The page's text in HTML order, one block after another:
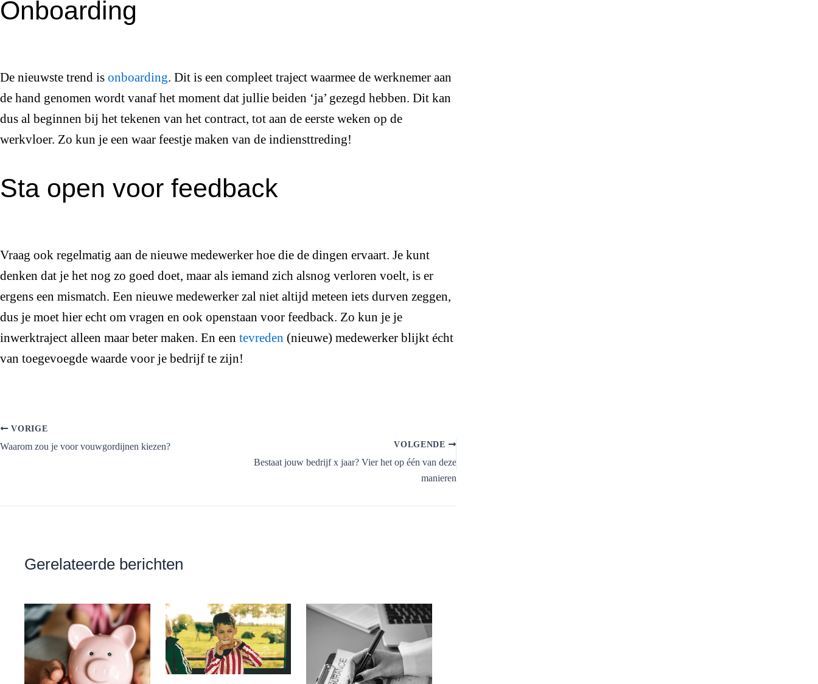
Onboarding
De nieuwste trend is onboarding. Dit is een compleet traject waarmee de werknemer aan
de hand genomen wordt vanaf het moment dat jullie beiden ‘ja’ gezegd hebben. Dit kan
dus al beginnen bij het tekenen van het contract, tot aan de eerste weken op de
werkvloer. Zo kun je een waar feestje maken van de indiensttreding!
Sta open voor feedback
Vraag ook regelmatig aan de nieuwe medewerker hoe die de dingen ervaart. Je kunt
denken dat je het nog zo goed doet, maar als iemand zich alsnog verloren voelt, is er
ergens een mismatch. Een nieuwe medewerker zal niet altijd meteen iets durven zeggen,
dus je moet hier echt om vragen en ook openstaan voor feedback. Zo kun je je
inwerktraject alleen maar beter maken. En een tevreden (nieuwe) medewerker blijkt écht
van toegevoegde waarde voor je bedrijf te zijn!
VORIGE
Waarom zou je voor vouwgordijnen kiezen? VOLGENDE
Bestaat jouw bedrijf x jaar? Vier het op één van deze
manieren
Gerelateerde berichten